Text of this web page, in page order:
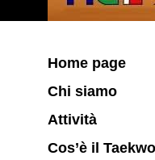
Home page
Chi siamo
Attività
Cos’è il